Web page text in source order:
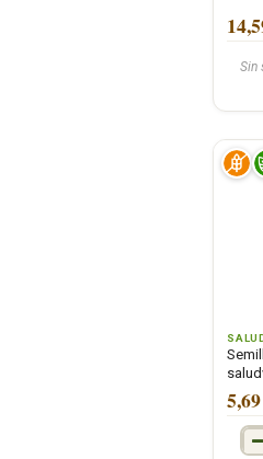
Sin
5,69